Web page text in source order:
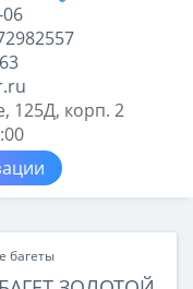
125Д, корп. 2
багеты